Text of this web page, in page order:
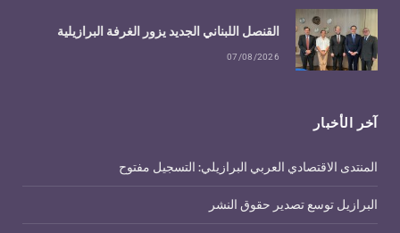
آخر الأخبار
المنتدى الاقتصادي العربي البرازيلي: التسجيل مفتوح
البرازيل توسع تصدير حقوق النشر
القنصل اللبناني الجديد يزور الغرفة البرازيلية
07/08/2026